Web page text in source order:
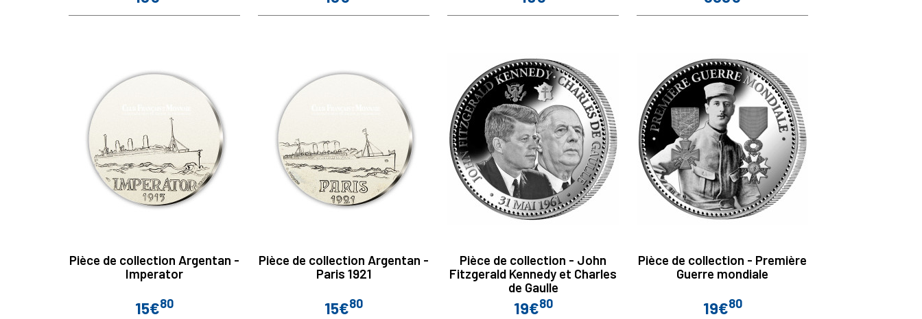
Pièce de collection Argentan -
Imperator
Prix
15€80
Pièce de collection Argentan -
Paris 1921
Prix
15€80
Pièce de collection - John
Fitzgerald Kennedy et Charles
de Gaulle
Prix
19€80
Pièce de collection - Première
Guerre mondiale
Prix
19€80